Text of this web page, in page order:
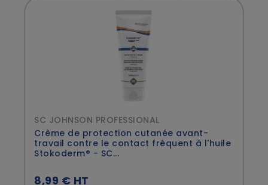
SC JOHNSON PROFESSIONAL
Crème de protection cutanée avant-
travail contre le contact fréquent à l'huile
Stokoderm® - SC...
8,99 € HT